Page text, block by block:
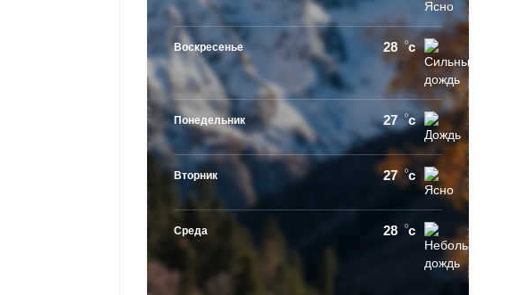
Воскресенье 28 c
Понедельник 27 c
Вторник 27 c
Среда 28 c